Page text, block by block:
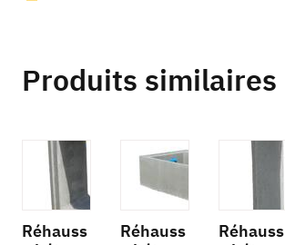
Produits similaires
Réhauss
Réhauss
Réhauss